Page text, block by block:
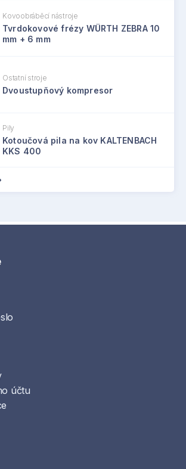
Kovoobráběcí nástroje
Tvrdokovové frézy WÜRTH ZEBRA 10
mm + 6 mm
Ostatní stroje
Dvoustupňový kompresor
Pily
Kotoučová pila na kov KALTENBACH
KKS 400
účtu